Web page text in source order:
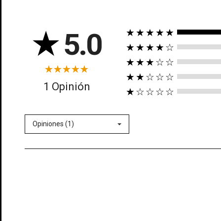
★5.0
1 Opinión
★★★★★
★★★★☆
★★★☆☆
★★☆☆☆
★☆☆☆☆
Opiniones (1)